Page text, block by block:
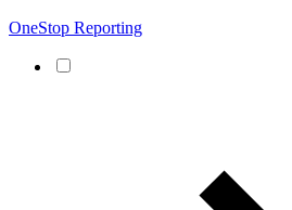
OneStop Reporting